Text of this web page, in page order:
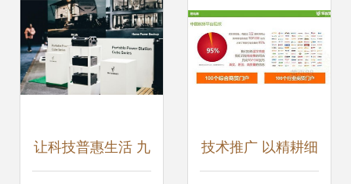
让科技普惠生活 九 技术推广 以精耕细